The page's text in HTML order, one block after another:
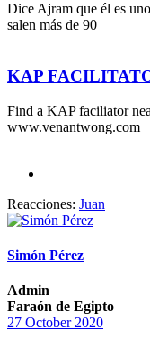
Dice Ajram que él es
salen más de 90
KAP
Find a KAP faciliator
www.venantwong.com
Reacciones: Juan
Simón Pérez
Admin
Faraón de Egipto
27 October 2020